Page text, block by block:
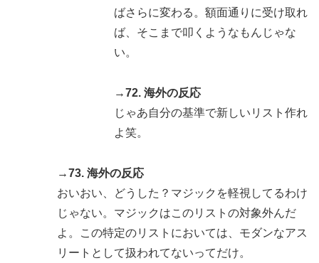
ばさらに変わる。額面通りに受け取れ
ば、そこまで叩くようなもんじゃな
い。
→72. 海外の反応
じゃあ自分の基準で新しいリスト作れ
よ笑。
→73. 海外の反応
おいおい、どうした？マジックを軽視してるわけ
じゃない。マジックはこのリストの対象外んだ
よ。この特定のリストにおいては、モダンなアス
リートとして扱われてないってだけ。